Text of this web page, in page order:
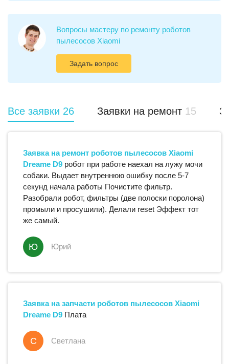
Вопросы мастеру по ремонту роботов
пылесосов Xiaomi
Задать вопрос
Все заявки 26 Заявки на ремонт 15
Заявка на ремонт роботов пылесосов Xiaomi
Dreame D9 робот при работе наехал на лужу мочи
собаки. Выдает внутреннюю ошибку после 5-7
секунд начала работы Почистите фильтр.
Разобрали робот, фильтры (две полоски поролона)
промыли и просушили). Делали reset Эффект тот
же самый.
Ю Юрий
Заявка на запчасти роботов пылесосов Xiaomi
Dreame D9 Плата
С Светлана